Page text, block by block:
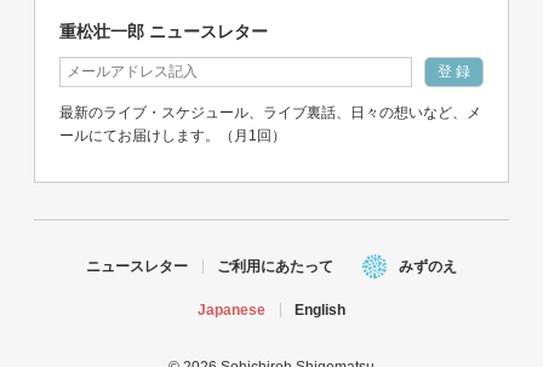
重松壮一郎 ニュースレター
最新のライブ・スケジュール、ライブ裏話、日々の想いなど、メ
ールにてお届けします。（月1回）
ニュースレター ご利用にあたって みずのえ
Japanese English